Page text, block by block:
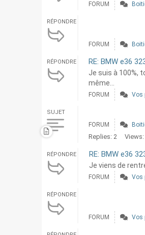
FORUM
RÉPONDRE
FORUM
RÉPONDRE RE: BMW e36
Je suis à 100%,
même...
FORUM Vos
SUJET
FORUM
Replies: 2
RÉPONDRE RE: BMW e36
Je viens de
FORUM Vos
RÉPONDRE
FORUM Vos